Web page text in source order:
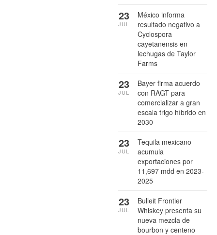
México informa
resultado negativo a
Cyclospora
cayetanensis en
lechugas de Taylor
Farms
23
JUL
Bayer firma acuerdo
con RAGT para
comercializar a gran
escala trigo híbrido en
2030
23
JUL
Tequila mexicano
acumula
exportaciones por
11,697 mdd en 2023-
2025
23
JUL
Bulleit Frontier
Whiskey presenta su
nueva mezcla de
bourbon y centeno
23
JUL